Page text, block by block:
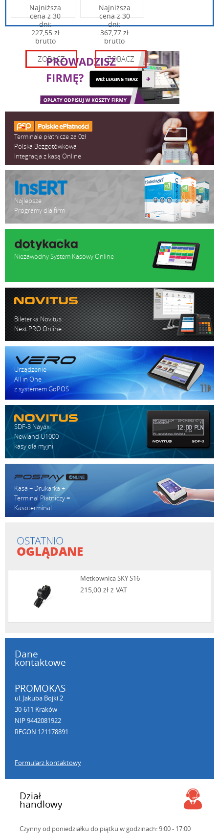
Najniższa
cena z 30
dni:
227,55 zł
brutto
ZOBACZ
Najniższa
cena z 30
dni:
367,77 zł
brutto
ZOBACZ
Terminale płatnicze za 0zł
Polska Bezgotówkowa
Integracja z kasą Online
Najlepsze
Programy dla firm
Niezawodny System Kasowy Online
Bileterka Novitus
Next PRO Online
Urządzenie
All in One
z systemem GoPOS
SDF-3 Nayax
Newland U1000
kasy dla myjni
Kasa + Drukarka +
Terminal Płatniczy =
Kasoterminal
OSTATNIO
OGLĄDANE
Metkownica SKY S16
215,00 zł z VAT
Dane
kontaktowe
PROMOKAS
ul. Jakuba Bojki 2
30-611 Kraków
NIP 9442081922
REGON 121178891
Formularz kontaktowy
Dział
handlowy
Czynny od poniedziałku do piątku w godzinach: 9:00 - 17:00